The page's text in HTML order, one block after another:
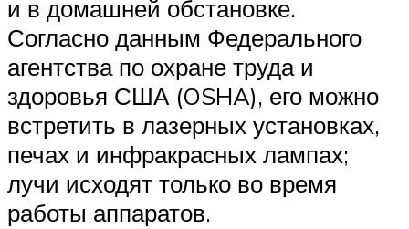
и в домашней обстановке.
Согласно данным Федерального
агентства по охране труда и
здоровья США (OSHA), его можно
встретить в лазерных установках,
печах и инфракрасных лампах;
лучи исходят только во время
работы аппаратов.